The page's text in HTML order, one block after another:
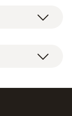
aparatı, kilit